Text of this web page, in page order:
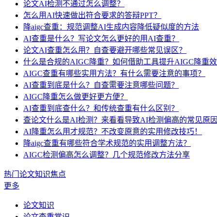
论文AI检测不通过怎么调整？
怎么用AI快速做出符合要求的答辩PPT？
降aigc查重：规范调整AI生成内容降低疑似度的方法
AI查重是什么？写论文怎么更好的用AI查重？
论文AI查重怎么用？自查要避开哪些常见误区？
什么是合规的AIGC降重？如何借助工具提升AIGC降重效
AIGC查重有哪些实用方法？有什么需要注意的事项？
AI查重到底是什么？自查需要注意哪些问题？
AIGC降重怎么做更好更方便？
AI查重到底查什么？和传统查重有什么区别？
查论文什么是AI检测？来看看导致AI检测偏高的常见原因
AI降重怎么用才规范？不改变原意的实用修改技巧！
降aigc查重有哪些符合学术规范的实用调整方法？
AIGC检测偏高怎么调整？几个规范修改方法分享
热门论文知识焦点
更多
论文知识